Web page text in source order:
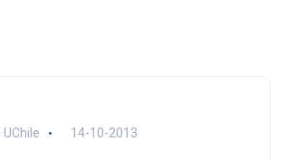
UChile 14-10-2013